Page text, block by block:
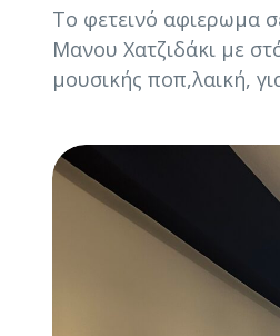
Το φετεινό αφιερωμα
Μανου Χατζιδάκι με
μουσικής ποπ,λαική,